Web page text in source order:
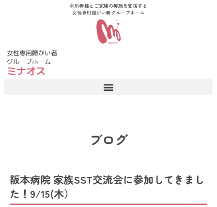
利用者様とご家族の笑顔を支援する
女性専用障がい者グループホーム
女性専用障がい者
グループホーム
ミナオス
ブログ
阪本病院 家族SST交流会に参加してきまし
た！9/15(木）